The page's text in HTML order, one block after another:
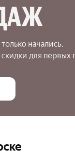
начались.
для первых